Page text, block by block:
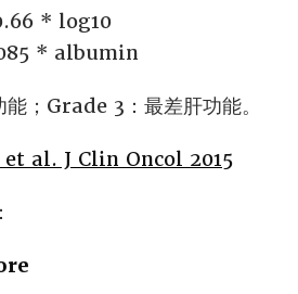
* log10
* albumin
；Grade 3：最差肝功能。
et al. J Clin Oncol 2015